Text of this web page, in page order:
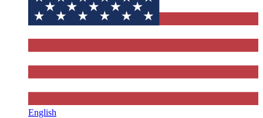
English